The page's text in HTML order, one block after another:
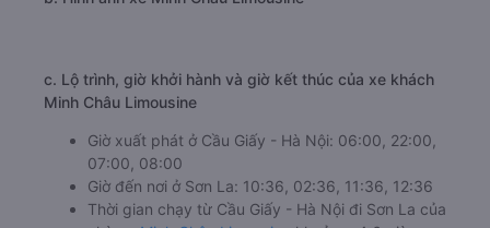
c. Lộ trình, giờ khởi hành và giờ kết thúc của xe khách
Minh Châu Limousine
Giờ xuất phát ở Cầu Giấy - Hà Nội: 06:00, 22:00,
07:00, 08:00
Giờ đến nơi ở Sơn La: 10:36, 02:36, 11:36, 12:36
Thời gian chạy từ Cầu Giấy - Hà Nội đi Sơn La của